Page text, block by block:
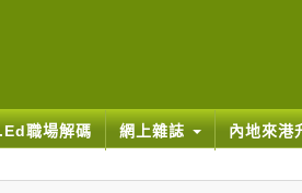
職場解碼 網上雜誌 內地來港